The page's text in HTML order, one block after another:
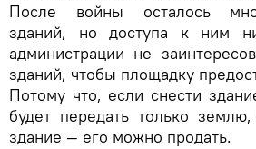
После войны осталось
зданий, но доступа к ним
администрации не
зданий, чтобы площадку
Потому что, если снести
будет передать только
здание — его можно продать.